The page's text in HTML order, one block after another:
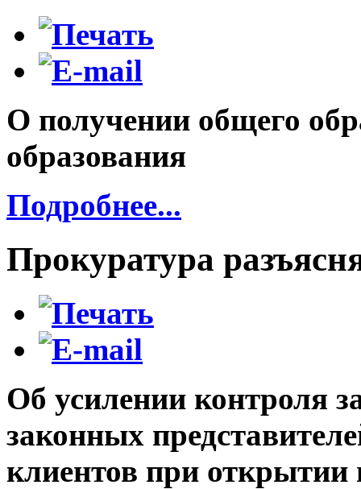
О получении общего
образования
Подробнее...
Прокуратура
Об усилении контроля
законных
клиентов при открытии